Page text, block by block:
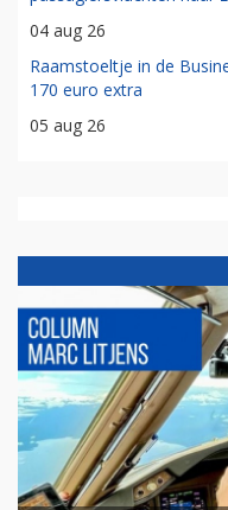
04 aug 26
Raamstoeltje in de
170 euro extra
05 aug 26